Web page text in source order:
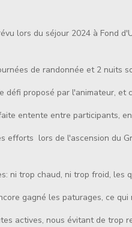
lors du séjour 2024 à Fond
de randonnée et 2 nuits
défi proposé par l'animateur,
entente entre participants,
efforts lors de l'ascension du
ni trop chaud, ni trop froid,
gagné les paturages, ce
actives, nous évitant de trop